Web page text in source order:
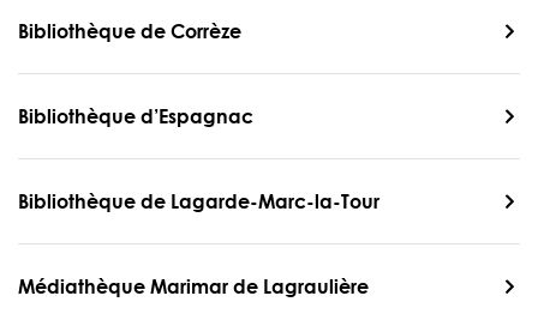
Bibliothèque de Corrèze
Bibliothèque d’Espagnac
Bibliothèque de Lagarde-Marc-la-Tour
Médiathèque Marimar de Lagraulière